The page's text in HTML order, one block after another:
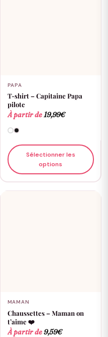
PAPA
T-shirt – Capitaine Papa
pilote
À partir de19,99€
Sélectionner les
options
MAMAN
Chaussettes – Maman on
t’aime ❤️
À partir de9,59€